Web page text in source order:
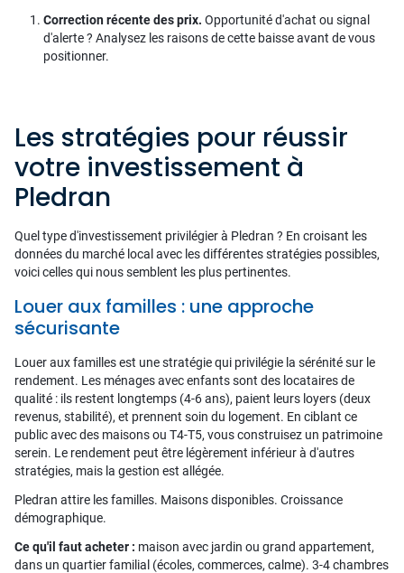
Correction récente des prix. Opportunité d'achat ou signal
d'alerte ? Analysez les raisons de cette baisse avant de vous
positionner.
Les stratégies pour réussir
votre investissement à
Pledran
Quel type d'investissement privilégier à Pledran ? En croisant les
données du marché local avec les différentes stratégies possibles,
voici celles qui nous semblent les plus pertinentes.
Louer aux familles : une approche
sécurisante
Louer aux familles est une stratégie qui privilégie la sérénité sur le
rendement. Les ménages avec enfants sont des locataires de
qualité : ils restent longtemps (4-6 ans), paient leurs loyers (deux
revenus, stabilité), et prennent soin du logement. En ciblant ce
public avec des maisons ou T4-T5, vous construisez un patrimoine
serein. Le rendement peut être légèrement inférieur à d'autres
stratégies, mais la gestion est allégée.
Pledran attire les familles. Maisons disponibles. Croissance
démographique.
Ce qu'il faut acheter : maison avec jardin ou grand appartement,
dans un quartier familial (écoles, commerces, calme). 3-4 chambres